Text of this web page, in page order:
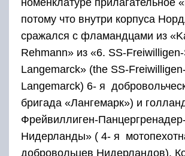
номенклатуре прилагательное
потому что внутри корпуса
сражался с фламандцами из
Rehmann» из «6. SS-
Langemarck» (the SS-
Langemarck) 6- я
бригада «Лангемарк») и
Фрейвиллиген-
Нидерланды» ( 4- я
добровольцев Нидерландов).